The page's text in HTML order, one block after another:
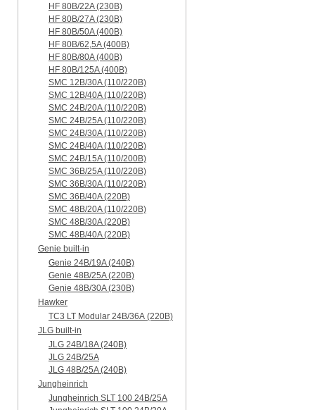
HF 80B/22A (230B)
HF 80B/27A (230B)
HF 80B/50A (400B)
HF 80B/62,5A (400B)
HF 80B/80A (400B)
HF 80B/125A (400B)
SMC 12B/30A (110/220B)
SMC 12B/40A (110/220B)
SMC 24B/20A (110/220B)
SMC 24B/25A (110/220B)
SMC 24B/30A (110/220B)
SMC 24B/40A (110/220B)
SMC 24B/15A (110/200B)
SMC 36B/25A (110/220B)
SMC 36B/30A (110/220B)
SMC 36B/40A (220B)
SMC 48B/20A (110/220B)
SMC 48B/30A (220B)
SMC 48B/40A (220B)
Genie built-in
Genie 24B/19A (240B)
Genie 48B/25A (220B)
Genie 48B/30A (230B)
Hawker
TC3 LT Modular 24В/36А (220B)
JLG built-in
JLG 24B/18A (240B)
JLG 24B/25A
JLG 48B/25A (240B)
Jungheinrich
Jungheinrich SLT 100 24B/25A